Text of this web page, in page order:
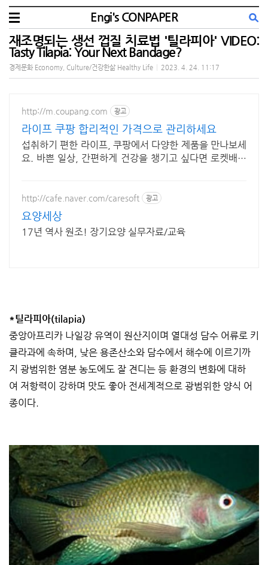
Engi's CONPAPER
재조명되는 생선 껍질 치료법 '틸라피아' VIDEO:
Tasty Tilapia: Your Next Bandage?
경제문화 Economy, Culture/건강한삶 Healthy Life 2023. 4. 24. 11:17
http://m.coupang.com 광고
라이프 쿠팡 합리적인 가격으로 관리하세요
섭취하기 편한 라이프, 쿠팡에서 다양한 제품을 만나보세
요. 바쁜 일상, 간편하게 건강을 챙기고 싶다면 로켓배송
http://cafe.naver.com/caresoft 광고
요양세상
17년 역사 원조! 장기요양 실무자료/교육
*틸라피아(tilapia)
중앙아프리카 나일강 유역이 원산지이며 열대성 담수 어류로 키
클라과에 속하며, 낮은 용존산소와 담수에서 해수에 이르기까
지 광범위한 염분 농도에도 잘 견디는 등 환경의 변화에 대하
여 저항력이 강하며 맛도 좋아 전세계적으로 광범위한 양식 어
종이다.